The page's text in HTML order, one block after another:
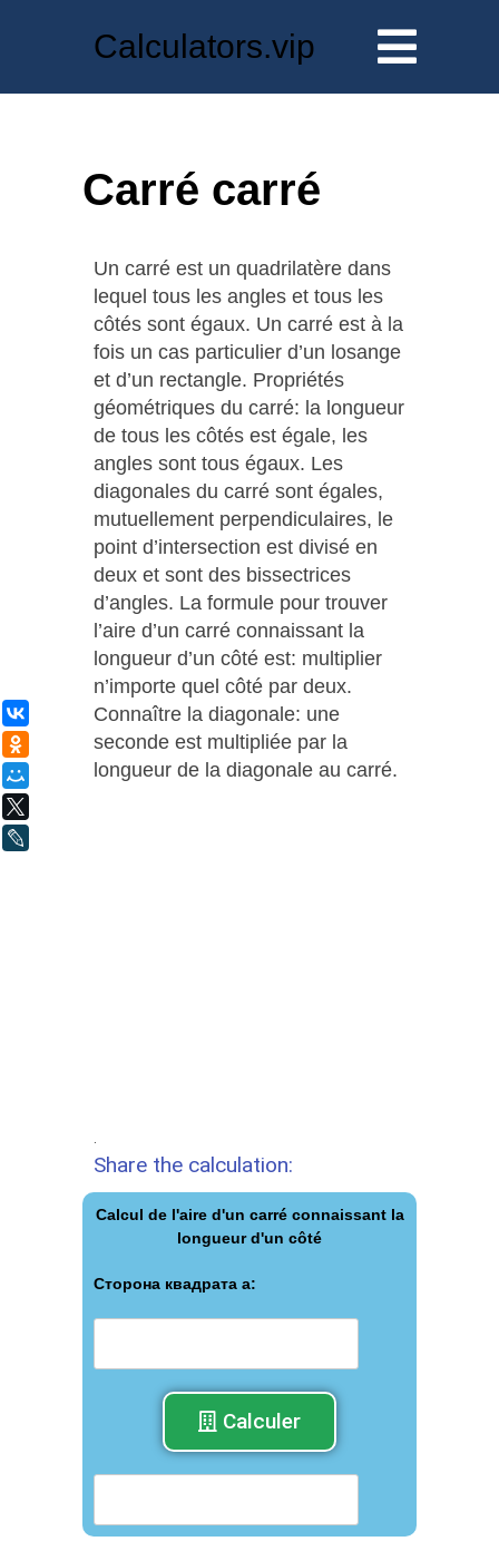
Calculators.vip
Carré carré
Un carré est un quadrilatère dans
lequel tous les angles et tous les
côtés sont égaux. Un carré est à la
fois un cas particulier d’un losange
et d’un rectangle. Propriétés
géométriques du carré: la longueur
de tous les côtés est égale, les
angles sont tous égaux. Les
diagonales du carré sont égales,
mutuellement perpendiculaires, le
point d’intersection est divisé en
deux et sont des bissectrices
d’angles. La formule pour trouver
l’aire d’un carré connaissant la
longueur d’un côté est: multiplier
n’importe quel côté par deux.
Connaître la diagonale: une
seconde est multipliée par la
longueur de la diagonale au carré.
Share the calculation:
Calcul de l'aire d'un carré connaissant la
longueur d'un côté
Сторона квадрата а:
Calculer
ВКонтакте
Одноклассники
Мой Мир